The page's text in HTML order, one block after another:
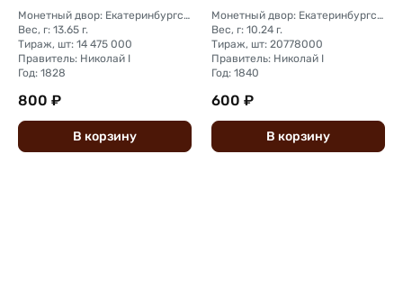
Монетный двор: Екатеринбургский монетный двор
Вес, г: 13.65 г.
Тираж, шт: 14 475 000
Правитель: Николай I
Год: 1828
800 ₽
В корзину
Монетный двор: Екатеринбургский монетный двор
Вес, г: 10.24 г.
Тираж, шт: 20778000
Правитель: Николай I
Год: 1840
600 ₽
В корзину